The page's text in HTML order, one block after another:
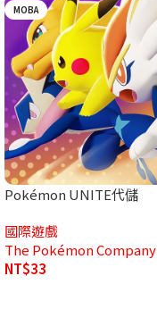
MOBA
Pokémon UNITE代儲
國際遊戲
The Pokémon Company
NT$33